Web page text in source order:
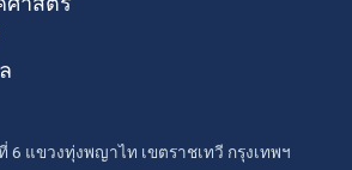
6 แขวงทุ่งพญาไท เขตราชเทวี กรุงเทพฯ